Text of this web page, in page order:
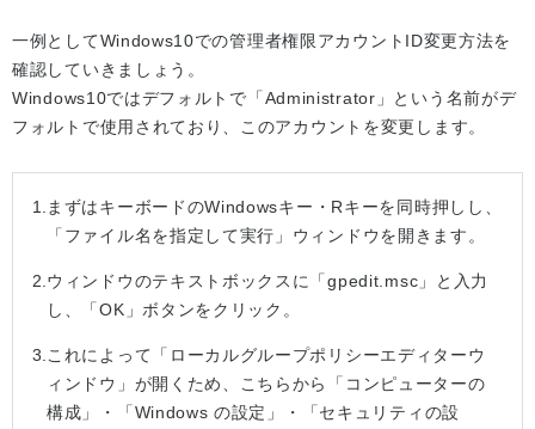
一例としてWindows10での管理者権限アカウントID変更方法を
確認していきましょう。
Windows10ではデフォルトで「Administrator」という名前がデ
フォルトで使用されており、このアカウントを変更します。
まずはキーボードのWindowsキー・Rキーを同時押しし、
「ファイル名を指定して実行」ウィンドウを開きます。
ウィンドウのテキストボックスに「gpedit.msc」と入力
し、「OK」ボタンをクリック。
これによって「ローカルグループポリシーエディターウ
ィンドウ」が開くため、こちらから「コンピューターの
構成」・「Windows の設定」・「セキュリティの設